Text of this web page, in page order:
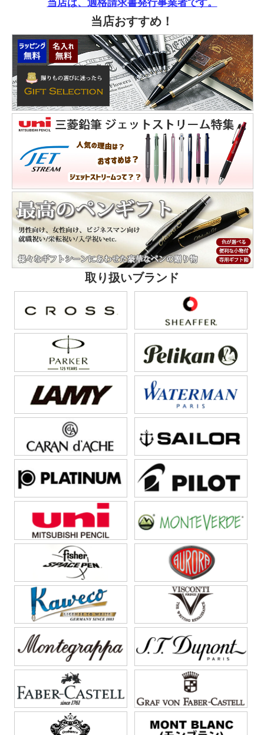
当店は、適格請求書発行事業者です。
当店おすすめ！
取り扱いブランド